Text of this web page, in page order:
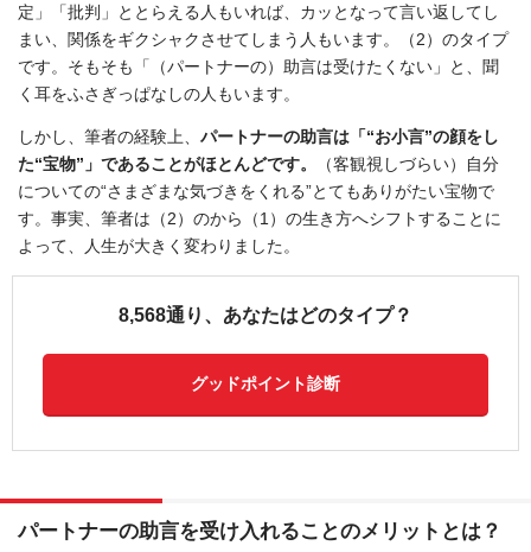
定」「批判」ととらえる人もいれば、カッとなって言い返してし
まい、関係をギクシャクさせてしまう人もいます。（2）のタイプ
です。そもそも「（パートナーの）助言は受けたくない」と、聞
く耳をふさぎっぱなしの人もいます。
しかし、筆者の経験上、 パートナーの助言は「“お小言”の顔をし
た“宝物”」であることがほとんどです。
（客観視しづらい）自分
についての“さまざまな気づきをくれる”とてもありがたい宝物で
す。事実、筆者は（2）のから（1）の生き方へシフトすることに
よって、人生が大きく変わりました。
8,568通り、あなたはどのタイプ？
グッドポイント診断
パートナーの助言を受け入れることのメリットとは？